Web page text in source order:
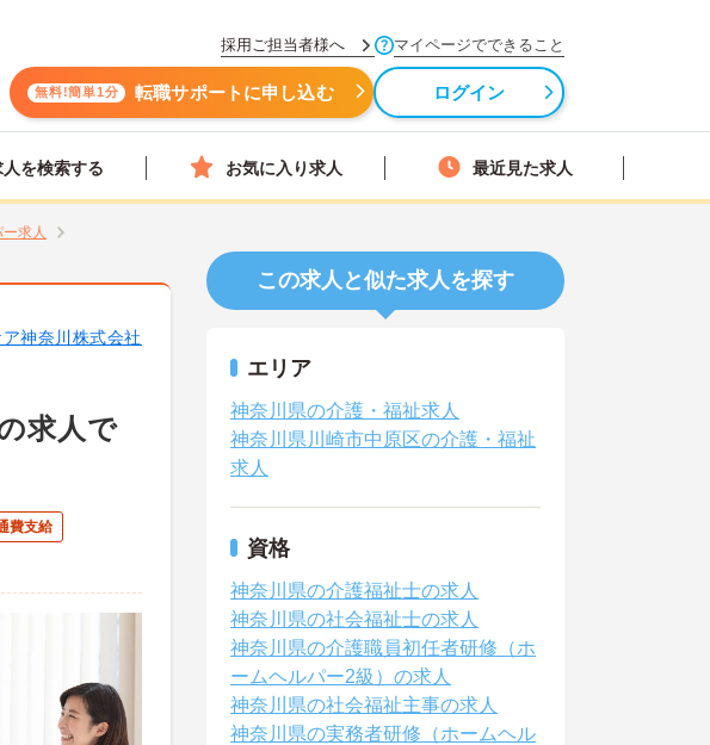
採用ご担当者様へ マイページでできること
無料!簡単1分 転職サポートに申し込む ログイン
人を検索する お気に入り求人 最近見た求人
求人
神奈川株式会社
求人で
費支給
この求人と似た求人を探す
エリア
神奈川県の介護・福祉求人
神奈川県川崎市中原区の介護・福祉
求人
資格
神奈川県の介護福祉士の求人
神奈川県の社会福祉士の求人
神奈川県の介護職員初任者研修（ホ
ームヘルパー2級）の求人
神奈川県の社会福祉主事の求人
神奈川県の実務者研修（ホームヘル